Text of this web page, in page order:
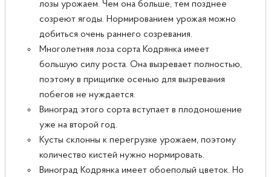
лозы урожаем. Чем она больше, тем позднее
созреют ягоды. Нормированием урожая можно
добиться очень раннего созревания.
Многолетняя лоза сорта Кодрянка имеет
большую силу роста. Она вызревает полностью,
поэтому в прищипке осенью для вызревания
побегов не нуждается.
Виноград этого сорта вступает в плодоношение
уже на второй год.
Кусты склонны к перегрузке урожаем, поэтому
количество кистей нужно нормировать.
Виноград Кодрянка имеет обоеполый цветок. Но